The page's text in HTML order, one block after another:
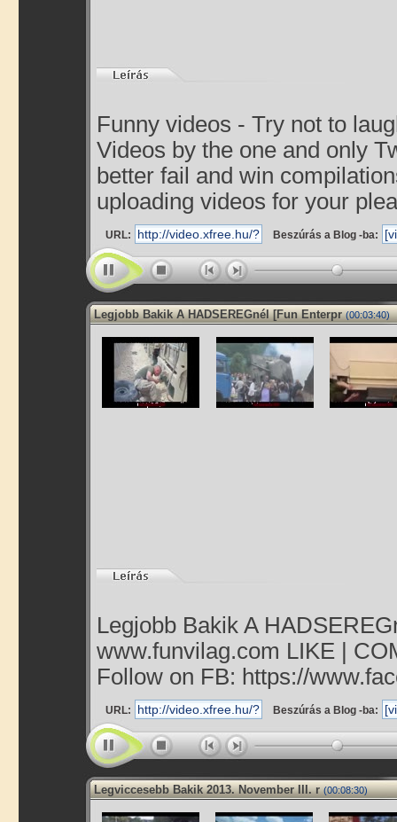
Funny videos - Try not to
Videos by the one and only
better fail and win
uploading videos for your
URL: Beszúrás a Blog -ba:
Legjobb Bakik A HADSEREGnél [Fun Enterpr (00:03:40)
Legjobb Bakik A
www.funvilag.com LIKE |
Follow on FB: https://
URL: Beszúrás a Blog -ba:
Legviccesebb Bakik 2013. November III. r (00:08:30)